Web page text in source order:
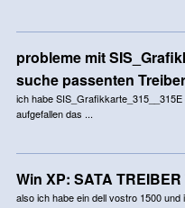
probleme mit
suche passenten Treiber
ich habe
aufgefallen das ...
Win XP: SATA
also ich habe ein dell vostro 1500